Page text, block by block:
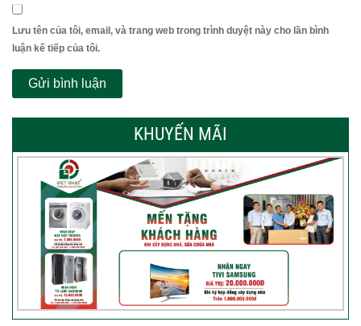
Lưu tên của tôi, email, và trang web trong trình duyệt này cho lần bình
luận kế tiếp của tôi.
KHUYẾN MÃI